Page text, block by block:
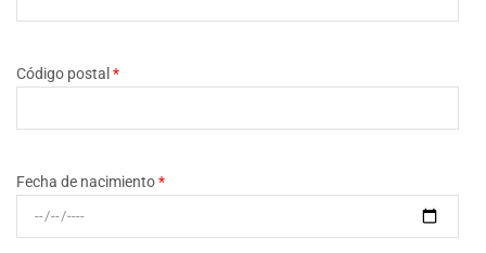
Código postal*
Fecha de nacimiento*